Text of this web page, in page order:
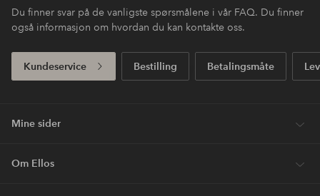
Du finner svar på de vanligste spørsmålene i vår FAQ. Du finner
også informasjon om hvordan du kan kontakte oss.
Kundeservice Bestilling Betalingsmåte
Mine sider
Om Ellos